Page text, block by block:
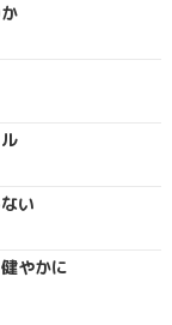
い
やかに